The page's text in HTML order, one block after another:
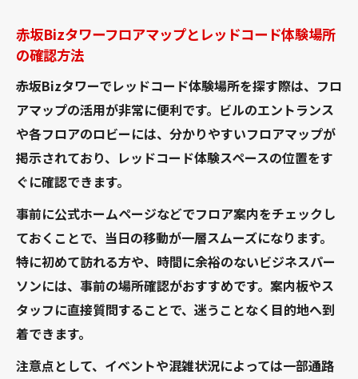
赤坂Bizタワーフロアマップとレッドコード体験場所
の確認方法
赤坂Bizタワーでレッドコード体験場所を探す際は、フロ
アマップの活用が非常に便利です。ビルのエントランス
や各フロアのロビーには、分かりやすいフロアマップが
掲示されており、レッドコード体験スペースの位置をす
ぐに確認できます。
事前に公式ホームページなどでフロア案内をチェックし
ておくことで、当日の移動が一層スムーズになります。
特に初めて訪れる方や、時間に余裕のないビジネスパー
ソンには、事前の場所確認がおすすめです。案内板やス
タッフに直接質問することで、迷うことなく目的地へ到
着できます。
注意点として、イベントや混雑状況によっては一部通路